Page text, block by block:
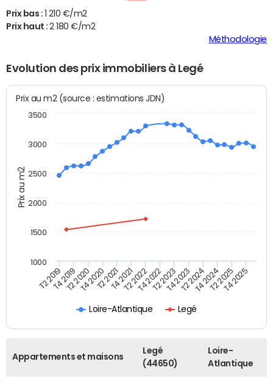
Prix bas :
1 210 €/m2
Prix haut :2 180 €/m2
Méthodologie
Evolution des prix immobiliers à Legé
Prix au m2
Prix au m2 (source : estimations JDN)
Loire-Atlantique Legé
T2 2019T4 2019T2 2020T4 2020T2 2021T4 2021T2 2022T4 2022T2 2023T4 2023T2 2024T4 2024T2 2025T4 2025
1000
1500
2000
2500
3000
3500
Appartements et maisons
Legé
(44650)
Loire-
Atlantique